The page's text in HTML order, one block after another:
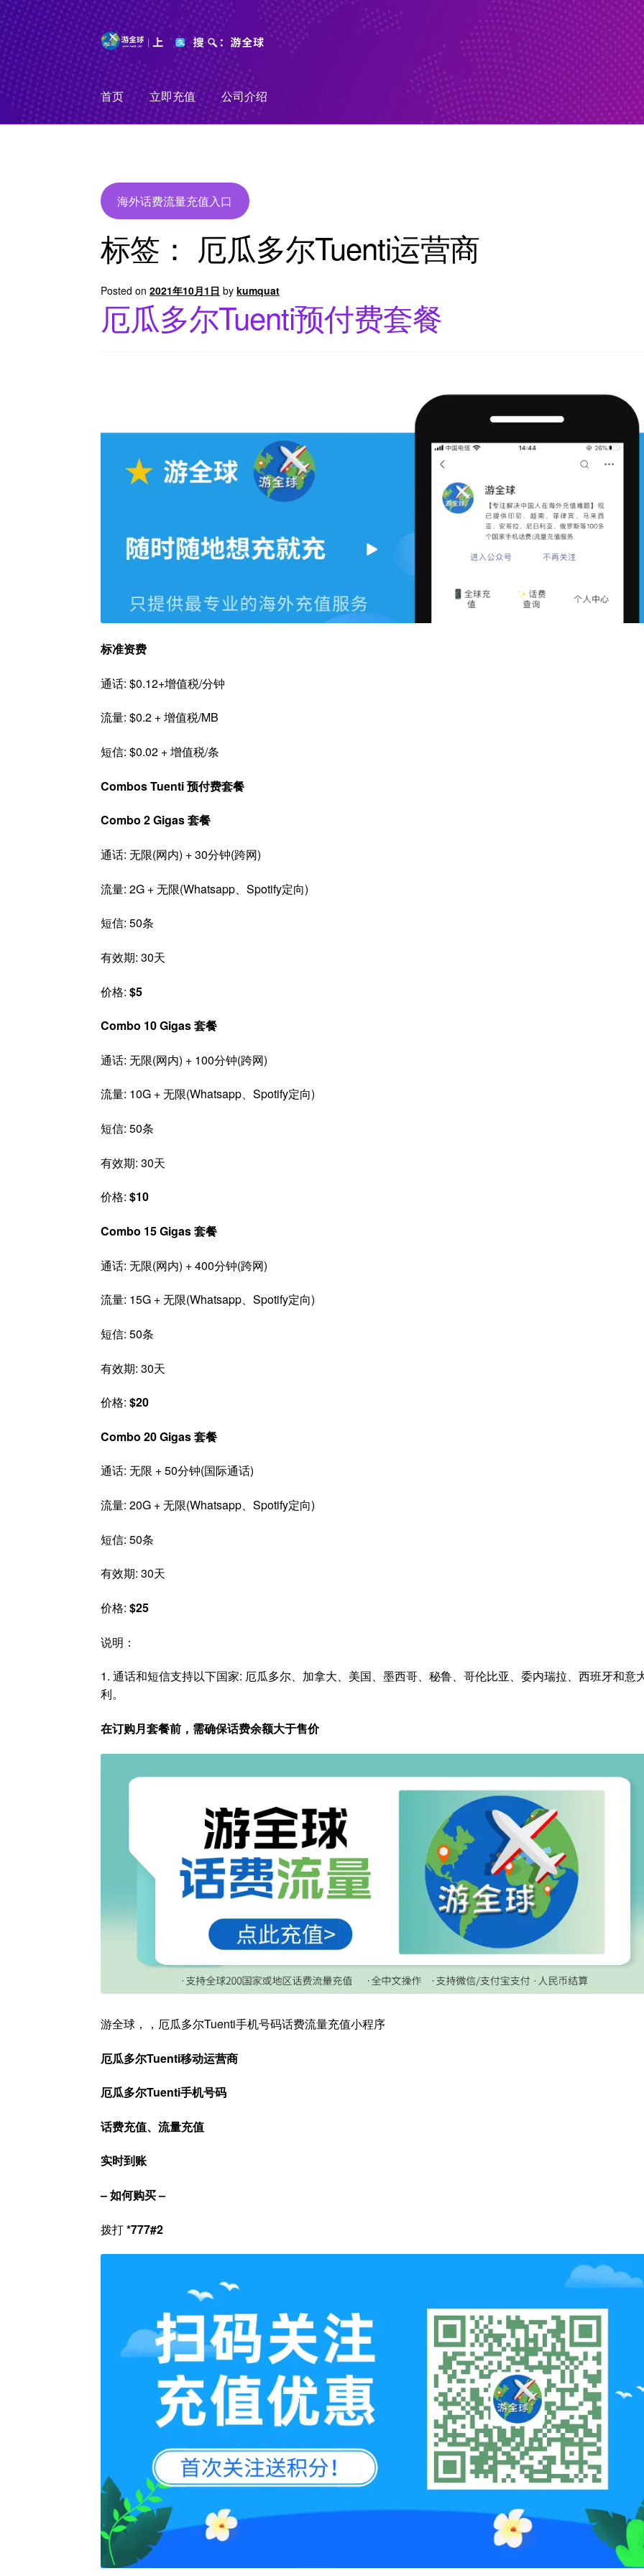
Skip
to
navigation
Skip
to
content
首页
立即充值 公司介绍
海外话费流量充值入口
标签： 厄瓜多尔Tuenti运营商
Posted on2021年10月1日 bykumquat
厄瓜多尔Tuenti预付费套餐
标准资费
通话: $0.12+增值税/分钟
流量: $0.2 + 增值税/MB
短信: $0.02 + 增值税/条
Combos Tuenti 预付费套餐
Combo 2 Gigas 套餐
通话: 无限(网内) + 30分钟(跨网)
流量: 2G + 无限(Whatsapp、Spotify定向)
短信: 50条
有效期: 30天
价格:$5
Combo 10 Gigas 套餐
通话: 无限(网内) + 100分钟(跨网)
流量: 10G + 无限(Whatsapp、Spotify定向)
短信: 50条
有效期: 30天
价格:$10
Combo 15 Gigas 套餐
通话: 无限(网内) + 400分钟(跨网)
流量: 15G + 无限(Whatsapp、Spotify定向)
短信: 50条
有效期: 30天
价格:$20
Combo 20 Gigas 套餐
通话: 无限 + 50分钟(国际通话)
流量: 20G + 无限(Whatsapp、Spotify定向)
短信: 50条
有效期: 30天
价格:$25
说明：
1. 通话和短信支持以下国家: 厄瓜多尔、加拿大、美国、墨西哥、秘鲁、哥伦比亚、委内瑞拉、西班牙和意
利。
在订购月套餐前，需确保话费余额大于售价
游全球，，厄瓜多尔Tuenti手机号码话费流量充值小程序
厄瓜多尔Tuenti移动运营商
厄瓜多尔Tuenti手机号码
话费充值、流量充值
实时到账
– 如何购买 –
拨打*777#2